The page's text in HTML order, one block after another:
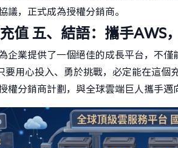
議，正式成為授權分銷商。
值 五、結語：攜手AWS
企業提供了一個絕佳的成長平台，不
要用心投入、勇於挑戰，必定能在這個
權分銷商計劃，與全球雲端巨人攜手邁